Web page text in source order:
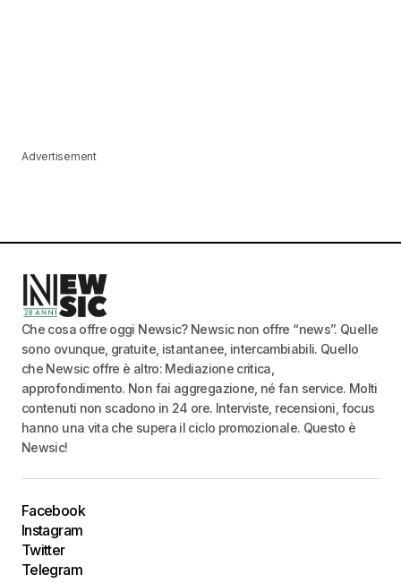
Advertisement
Che cosa offre oggi Newsic? Newsic non offre “news”. Quelle
sono ovunque, gratuite, istantanee, intercambiabili. Quello
che Newsic offre è altro: Mediazione critica,
approfondimento. Non fai aggregazione, né fan service. Molti
contenuti non scadono in 24 ore. Interviste, recensioni, focus
hanno una vita che supera il ciclo promozionale. Questo è
Newsic!
Facebook
Instagram
Twitter
Telegram